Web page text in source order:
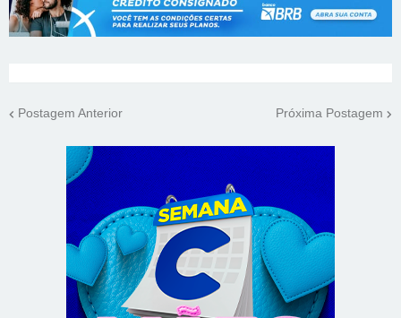
Postagem Anterior Próxima Postagem